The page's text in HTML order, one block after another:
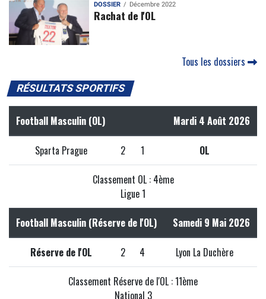
DOSSIER Décembre 2022
Rachat de l'OL
Tous les dossiers
RÉSULTATS SPORTIFS
Football Masculin (OL) Mardi 4 Août 2026
Sparta Prague 2 1 OL
Classement OL : 4ème
Ligue 1
Football Masculin (Réserve de l'OL) Samedi 9 Mai 2026
Réserve de l'OL 2 4 Lyon La Duchère
Classement Réserve de l'OL : 11ème
National 3